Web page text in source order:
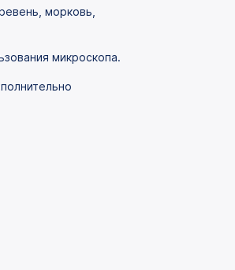
морковь,
микроскопа.